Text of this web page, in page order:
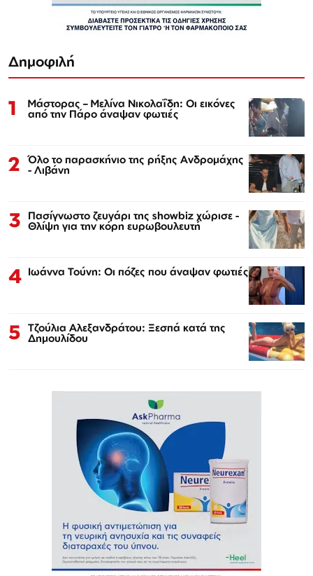
Δημοφιλή
1 Μάστορας – Μελίνα Νικολαΐδη: Οι εικόνες
από την Πάρο άναψαν φωτιές
2 Όλο το παρασκήνιο της ρήξης Ανδρομάχης
- Λιβάνη
3 Πασίγνωστο ζευγάρι της showbiz χώρισε -
Θλίψη για την κόρη ευρωβουλευτή
4 Ιωάννα Τούνη: Οι πόζες που άναψαν φωτιές
5 Τζούλια Αλεξανδράτου: Ξεσπά κατά της
Δημουλίδου